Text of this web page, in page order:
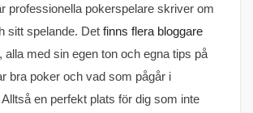
professionella pokerspelare skriver om
sitt spelande. Det finns flera bloggare
, alla med sin egen ton och egna tips på
bra poker och vad som pågår i
en perfekt plats för dig som inte